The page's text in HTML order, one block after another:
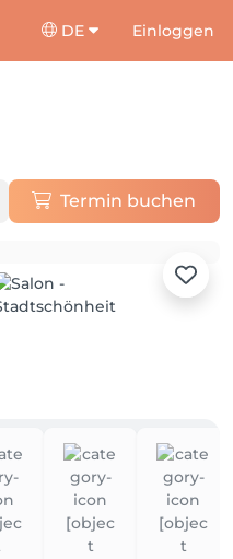
DE Einloggen
Termin buchen